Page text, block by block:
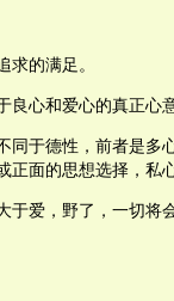
求的满足。
心和爱心的真正心
同于德性，前者是多
面的思想选择，私
爱，野了，一切将